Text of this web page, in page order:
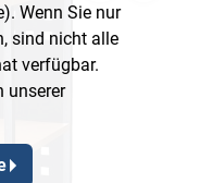
Wenn Sie nur
sind nicht alle
verfügbar.
unserer